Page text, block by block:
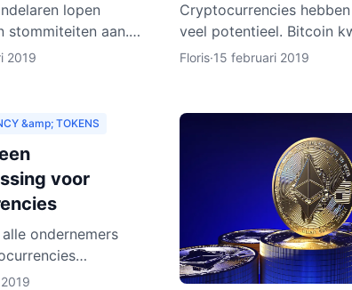
lopen
stommiteiten aan.
exchanges in de
2019
Cryptocurrencies
veel potentieel. Bitcoin
afgelopen jaren op een
Floris·15 februari 2019
&amp; TOKENS
voor
ondernemers
betaalwijze. Daar